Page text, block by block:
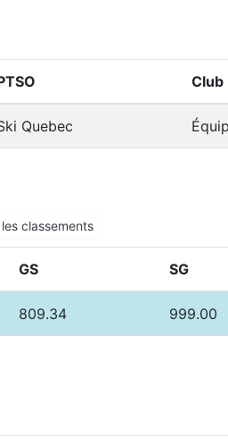
Club
Quebec
classements
GS SG
809.34 999.00